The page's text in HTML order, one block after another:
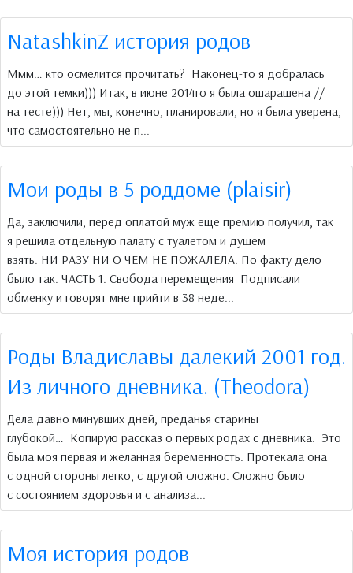
NatashkinZ история родов
Ммм… кто осмелится прочитать? Наконец-то я добралась
до этой темки))) Итак, в июне 2014го я была ошарашена //
на тесте))) Нет, мы, конечно, планировали, но я была уверена,
что самостоятельно не п...
Мои роды в 5 роддоме (plaisir)
Да, заключили, перед оплатой муж еще премию получил, так
я решила отдельную палату с туалетом и душем
взять. НИ РАЗУ НИ О ЧЕМ НЕ ПОЖАЛЕЛА. По факту дело
было так. ЧАСТЬ 1. Свобода перемещения Подписали
обменку и говорят мне прийти в 38 неде...
Роды Владиславы далекий 2001 год.
Из личного дневника. (Theodora)
Дела давно минувших дней, преданья старины
глубокой… Копирую рассказ о первых родах с дневника. Это
была моя первая и желанная беременность. Протекала она
с одной стороны легко, с другой сложно. Сложно было
с состоянием здоровья и с анализа...
Моя история родов